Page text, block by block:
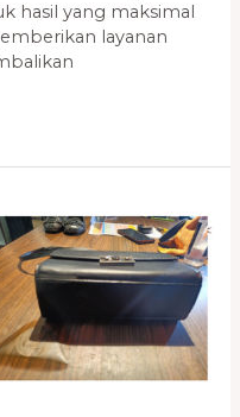
hasil yang maksimal
layanan